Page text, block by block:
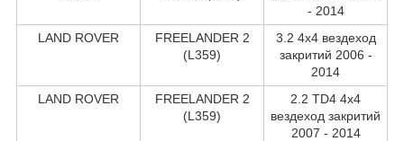
- 2014
LAND ROVER
FREELANDER 2
(L359)
3.2 4x4 вездеход
закритий 2006 -
2014
LAND ROVER
FREELANDER 2
(L359)
2.2 TD4 4x4
вездеход закритий
2007 - 2014